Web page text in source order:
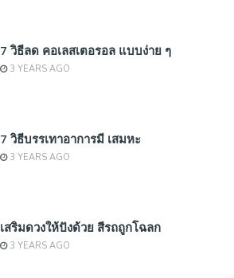
7 วิธีลด คอเลสเตอรอล แบบง่าย ๆ
3 YEARS AGO
7 วิธีบรรเทาอาการมี เสมหะ
3 YEARS AGO
เสริมดวงให้ปังด้วย สีรถถูกโฉลก
3 YEARS AGO